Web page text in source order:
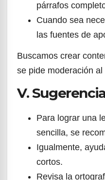
párrafos
Cuando sea
las fuentes de
Buscamos crear
se pide moderación
V.
Para lograr una
sencilla, se
Igualmente,
cortos.
Revisa la